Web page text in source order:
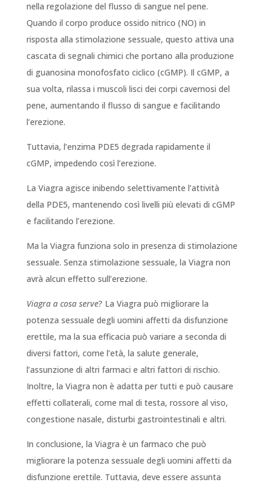
nella regolazione del flusso di sangue nel pene.
Quando il corpo produce ossido nitrico (NO) in
risposta alla stimolazione sessuale, questo attiva una
cascata di segnali chimici che portano alla produzione
di guanosina monofosfato ciclico (cGMP). Il cGMP, a
sua volta, rilassa i muscoli lisci dei corpi cavernosi del
pene, aumentando il flusso di sangue e facilitando
l’erezione.
Tuttavia, l’enzima PDE5 degrada rapidamente il
cGMP, impedendo così l’erezione.
La Viagra agisce inibendo selettivamente l’attività
della PDE5, mantenendo così livelli più elevati di cGMP
e facilitando l’erezione.
Ma la Viagra funziona solo in presenza di stimolazione
sessuale. Senza stimolazione sessuale, la Viagra non
avrà alcun effetto sull’erezione.
Viagra a cosa serve? La Viagra può migliorare la
potenza sessuale degli uomini affetti da disfunzione
erettile, ma la sua efficacia può variare a seconda di
diversi fattori, come l’età, la salute generale,
l’assunzione di altri farmaci e altri fattori di rischio.
Inoltre, la Viagra non è adatta per tutti e può causare
effetti collaterali, come mal di testa, rossore al viso,
congestione nasale, disturbi gastrointestinali e altri.
In conclusione, la Viagra è un farmaco che può
migliorare la potenza sessuale degli uomini affetti da
disfunzione erettile. Tuttavia, deve essere assunta